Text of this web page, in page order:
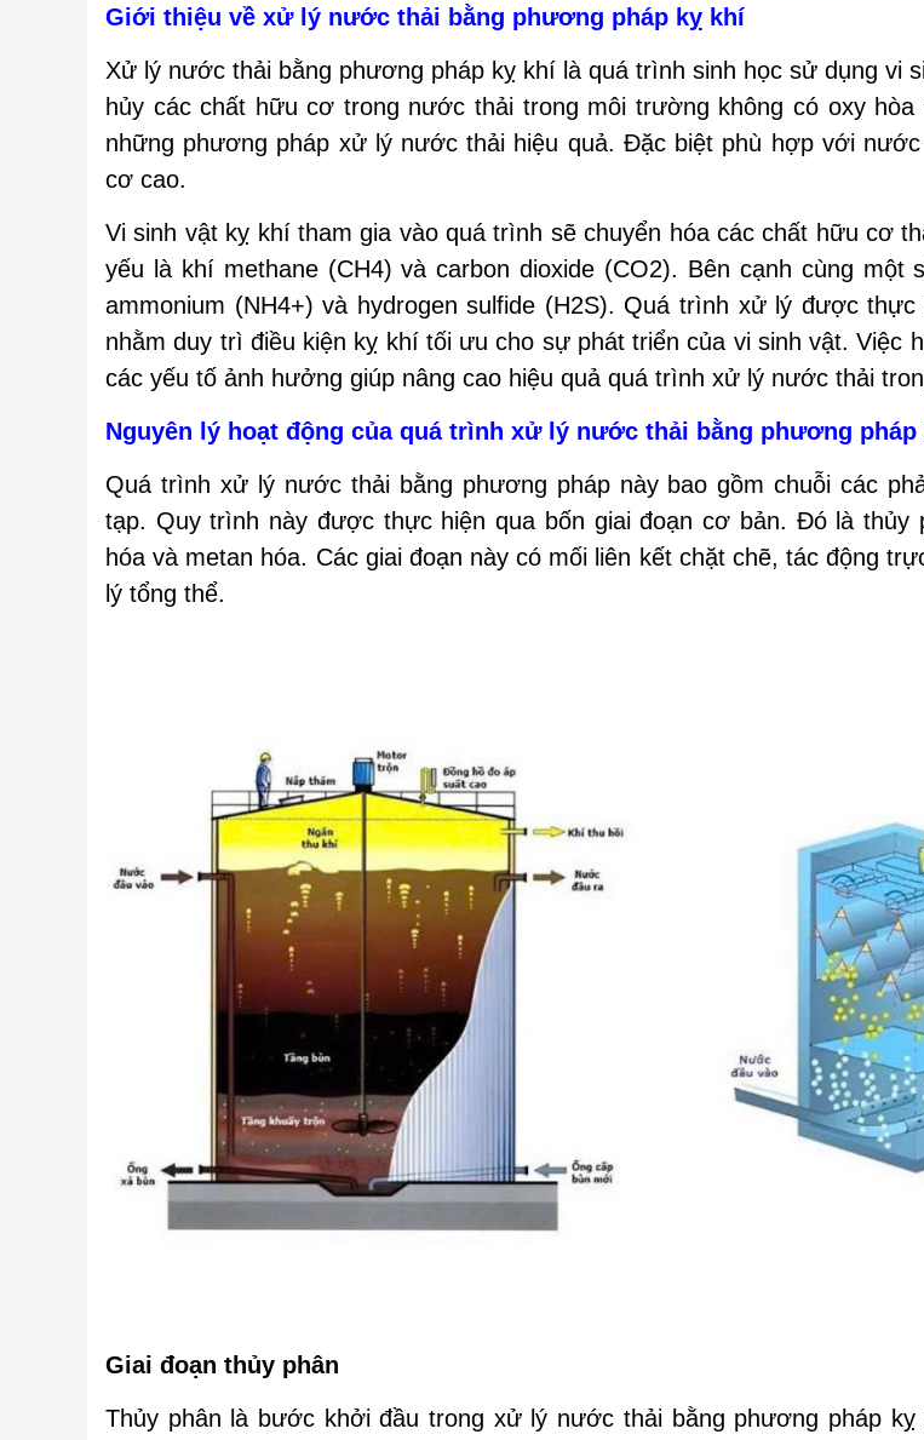
Giới thiệu về xử lý nước thải bằng phương pháp kỵ khí
Xử lý nước thải bằng phương pháp kỵ khí là quá trình sinh học sử dụng vi
hủy các chất hữu cơ trong nước thải trong môi trường không có oxy
những phương pháp xử lý nước thải hiệu quả. Đặc biệt phù hợp với
cơ cao.
Vi sinh vật kỵ khí tham gia vào quá trình sẽ chuyển hóa các chất hữu cơ
yếu là khí methane (CH4) và carbon dioxide (CO2). Bên cạnh cùng một
ammonium (NH4+) và hydrogen sulfide (H2S). Quá trình xử lý được
nhằm duy trì điều kiện kỵ khí tối ưu cho sự phát triển của vi sinh vật. Việc
các yếu tố ảnh hưởng giúp nâng cao hiệu quả quá trình xử lý nước thải
Nguyên lý hoạt động của quá trình xử lý nước thải bằng phương pháp
Quá trình xử lý nước thải bằng phương pháp này bao gồm chuỗi các
tạp. Quy trình này được thực hiện qua bốn giai đoạn cơ bản. Đó là thủy
hóa và metan hóa. Các giai đoạn này có mối liên kết chặt chẽ, tác động
lý tổng thể.
Giai đoạn thủy phân
Thủy phân là bước khởi đầu trong xử lý nước thải bằng phương pháp